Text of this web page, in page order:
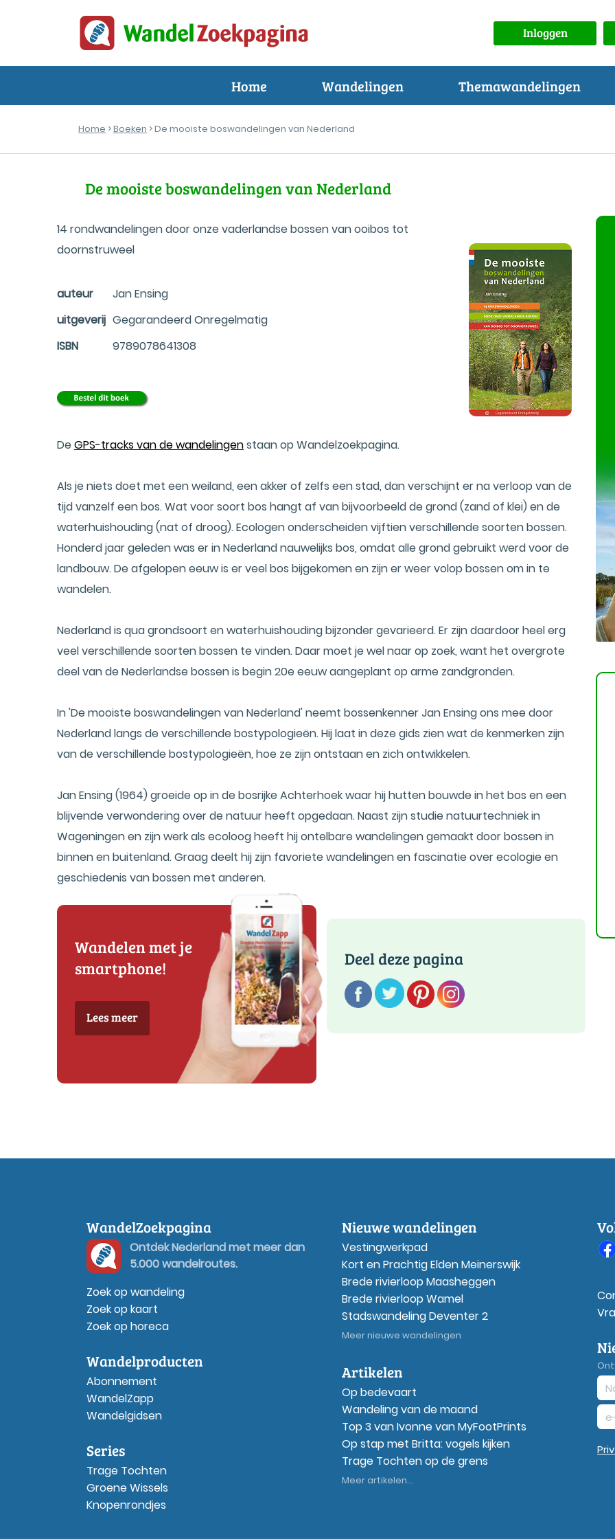
Inloggen
Home Wandelingen Themawandelingen
Home >Boeken > De mooiste boswandelingen van Nederland
De mooiste boswandelingen van Nederland
14 rondwandelingen door onze vaderlandse bossen van ooibos tot
doornstruweel
auteur
Jan Ensing
uitgeverij Gegarandeerd Onregelmatig
ISBN
9789078641308
DeGPS-tracks van de wandelingenstaan op Wandelzoekpagina.
Als je niets doet met een weiland, een akker of zelfs een stad, dan verschijnt er na verloop van de
tijd vanzelf een bos. Wat voor soort bos hangt af van bijvoorbeeld de grond (zand of klei) en de
waterhuishouding (nat of droog). Ecologen onderscheiden vijftien verschillende soorten bossen.
Honderd jaar geleden was er in Nederland nauwelijks bos, omdat alle grond gebruikt werd voor de
landbouw. De afgelopen eeuw is er veel bos bijgekomen en zijn er weer volop bossen om in te
wandelen.
Nederland is qua grondsoort en waterhuishouding bijzonder gevarieerd. Er zijn daardoor heel erg
veel verschillende soorten bossen te vinden. Daar moet je wel naar op zoek, want het overgrote
deel van de Nederlandse bossen is begin 20e eeuw aangeplant op arme zandgronden.
In 'De mooiste boswandelingen van Nederland' neemt bossenkenner Jan Ensing ons mee door
Nederland langs de verschillende bostypologieën. Hij laat in deze gids zien wat de kenmerken zijn
van de verschillende bostypologieën, hoe ze zijn ontstaan en zich ontwikkelen.
Jan Ensing (1964) groeide op in de bosrijke Achterhoek waar hij hutten bouwde in het bos en een
blijvende verwondering over de natuur heeft opgedaan. Naast zijn studie natuurtechniek in
Wageningen en zijn werk als ecoloog heeft hij ontelbare wandelingen gemaakt door bossen in
binnen en buitenland. Graag deelt hij zijn favoriete wandelingen en fascinatie over ecologie en
geschiedenis van bossen met anderen.
Wandelen met je
smartphone!
Lees meer
Deel deze pagina
WandelZoekpagina
Ontdek Nederland met meer dan
5.000 wandelroutes.
Zoek op wandeling
Zoek op kaart
Zoek op horeca
Wandelproducten
Abonnement
WandelZapp
Wandelgidsen
Series
Trage Tochten
Groene Wissels
Knopenrondjes
Nieuwe wandelingen
Vestingwerkpad
Kort en Prachtig Elden Meinerswijk
Brede rivierloop Maasheggen
Brede rivierloop Wamel
Stadswandeling Deventer 2
Meer nieuwe wandelingen
Artikelen
Op bedevaart
Wandeling van de maand
Top 3 van Ivonne van MyFootPrints
Op stap met Britta: vogels kijken
Trage Tochten op de grens
Meer artikelen...